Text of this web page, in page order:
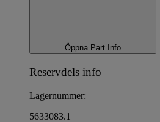
Öppna Part Info
Reservdels info
Lagernummer:
5633083.1